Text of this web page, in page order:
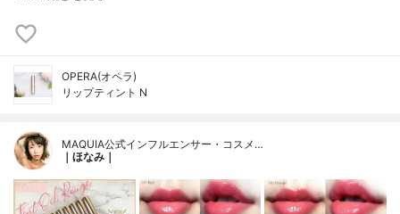
OPERA(オペラ)
リップティント N
MAQUIA公式インフルエンサー・コスメ…
｜ほなみ｜